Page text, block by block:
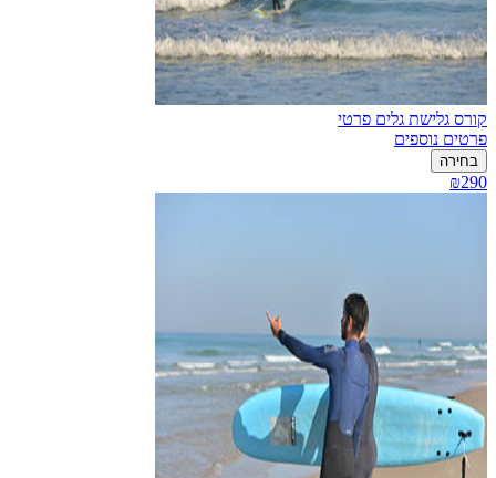
קורס גלישת גלים פרטי
פרטים נוספים
בחירה
₪290